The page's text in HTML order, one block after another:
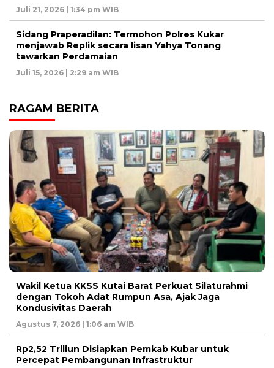
Juli 21, 2026 | 1:34 pm WIB
Sidang Praperadilan: Termohon Polres Kukar
menjawab Replik secara lisan Yahya Tonang
tawarkan Perdamaian
Juli 15, 2026 | 2:29 am WIB
RAGAM BERITA
Wakil Ketua KKSS Kutai Barat Perkuat Silaturahmi
dengan Tokoh Adat Rumpun Asa, Ajak Jaga
Kondusivitas Daerah
Agustus 7, 2026 | 1:06 am WIB
Rp2,52 Triliun Disiapkan Pemkab Kubar untuk
Percepat Pembangunan Infrastruktur